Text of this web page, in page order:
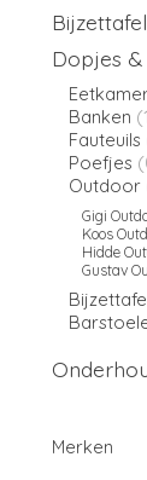
Dopjes &
Banken
Fauteuils
Poefjes
Outdoor
Gigi
Koos
Hidde
Gustav
Merken